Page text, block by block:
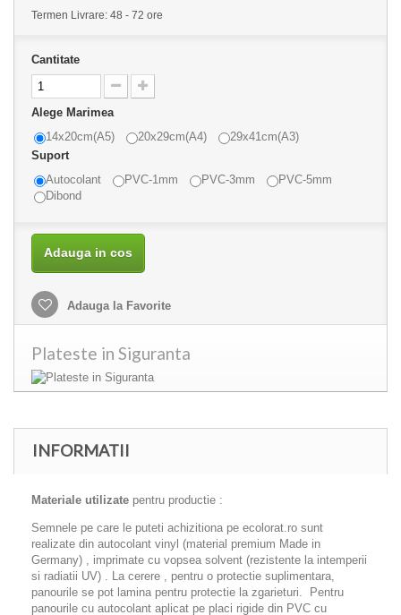
Termen Livrare: 48 - 72 ore
Cantitate
Alege Marimea
14x20cm(A5)
20x29cm(A4)
29x41cm(A3)
Suport
Autocolant
PVC-1mm PVC-3mm
PVC-5mm
Dibond
Adauga in cos
Adauga la Favorite
Plateste in Siguranta
INFORMATII
Materiale utilizate pentru productie :
Semnele pe care le puteti achizitiona pe ecolorat.ro sunt
realizate din autocolant vinyl (material premium Made in
Germany) , imprimate cu vopsea solvent (rezistente la intemperii
si radiatii UV) . La cerere , pentru o protectie suplimentara,
panourile se pot lamina pentru protectie la zgarieturi. Pentru
panourile cu autocolant aplicat pe placi rigide din PVC cu